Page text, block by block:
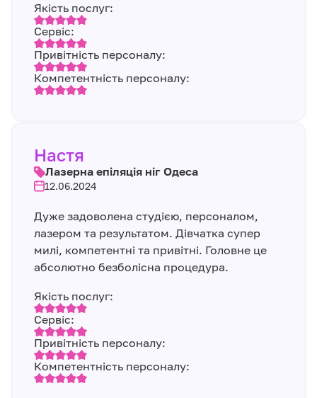
Якість послуг:
Сервіс:
Привітність персоналу:
Компетентність персоналу:
Настя
Лазерна епіляція ніг Одеса
12.06.2024
Дуже задоволена студією, персоналом,
лазером та результатом. Дівчатка супер
милі, компетентні та привітні. Головне це
абсолютно безболісна процедура.
Якість послуг:
Сервіс:
Привітність персоналу:
Компетентність персоналу: